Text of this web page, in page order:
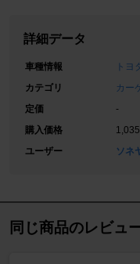
詳細データ
車種情報
トヨ
カテゴリ
カー
定価
-
購入価格
ユーザー
ソネ
同じ商品のレビュ